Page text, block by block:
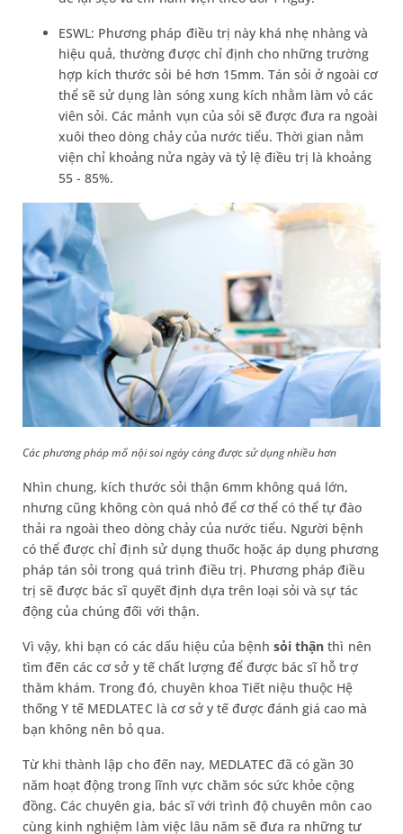
ESWL: Phương pháp điều trị này khá nhẹ nhàng và
hiệu quả, thường được chỉ định cho những trường
hợp kích thước sỏi bé hơn 15mm. Tán sỏi ở ngoài cơ
thể sẽ sử dụng làn sóng xung kích nhằm làm vỏ các
viên sỏi. Các mảnh vụn của sỏi sẽ được đưa ra ngoài
xuôi theo dòng chảy của nước tiểu. Thời gian nằm
viện chỉ khoảng nửa ngày và tỷ lệ điều trị là khoảng
55 - 85%.
Các phương pháp mổ nội soi ngày càng được sử dụng nhiều hơn
Nhìn chung, kích thước sỏi thận 6mm không quá lớn,
nhưng cũng không còn quá nhỏ để cơ thể có thể tự đào
thải ra ngoài theo dòng chảy của nước tiểu. Người bệnh
có thể được chỉ định sử dụng thuốc hoặc áp dụng phương
pháp tán sỏi trong quá trình điều trị. Phương pháp điều
trị sẽ được bác sĩ quyết định dựa trên loại sỏi và sự tác
động của chúng đối với thận.
Vì vậy, khi bạn có các dấu hiệu của bệnhsỏi thậnthì nên
tìm đến các cơ sở y tế chất lượng để được bác sĩ hỗ trợ
thăm khám. Trong đó, chuyên khoa Tiết niệu thuộc Hệ
thống Y tế MEDLATEC là cơ sở y tế được đánh giá cao mà
bạn không nên bỏ qua.
Từ khi thành lập cho đến nay, MEDLATEC đã có gần 30
năm hoạt động trong lĩnh vực chăm sóc sức khỏe cộng
đồng. Các chuyên gia, bác sĩ với trình độ chuyên môn cao
cùng kinh nghiệm làm việc lâu năm sẽ đưa ra những tư